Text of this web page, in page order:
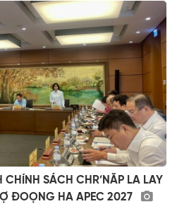
SÁCH CHR’NĂP LA LAY
ĐOỌNG HA APEC 2027